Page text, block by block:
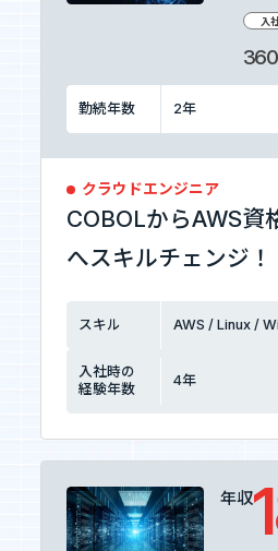
お問い合わせ
暴力団等反社会的勢力排除
プライバシーポリシー
情報セキュリティ基本方針
フォーム
エント
入
360
勤続年数 2年
クラウドエンジニア
COBOLからAWS資
へスキルチェンジ！
スキル AWS / Linux /
入社時の
経験年数
4年
年収